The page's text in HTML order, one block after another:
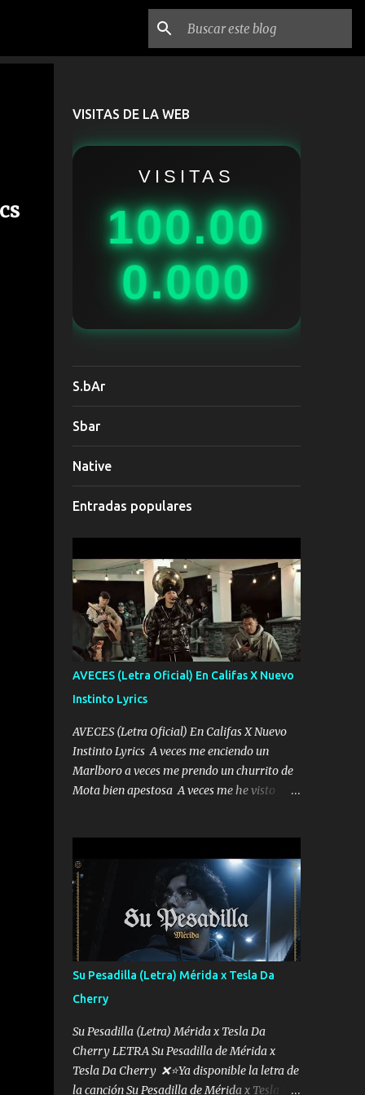
VISITAS DE LA WEB
VISITAS
100.00
0.000
S.bAr
Sbar
Native
Entradas populares
AVECES (Letra Oficial) En Califas X Nuevo
Instinto Lyrics
AVECES (Letra Oficial) En Califas X Nuevo
Instinto Lyrics A veces me enciendo un
Marlboro a veces me prendo un churrito de
Mota bien apestosa A veces me he visto
me mandó yo tengo el control a todos yo les
paro el dedo soy hocicon un malcriado un
malandrón Que Les importa no saben nada
falsas las risas las que me miran hay gente
corriente no quieren verte subir de level
trucha mis plebes Música A veces me pongo
un sombrero a veces me ven la cachucha de
lado con la mirada siempre en alto A veces
me fajó una super o a veces me fajó una
Glock siempre armado todas las
generaciones yo traigo El chiste es que hago
lo que quiero pues así soy me mandó yo
Su Pesadilla (Letra) Mérida x Tesla Da
Cherry
Su Pesadilla (Letra) Mérida x Tesla Da
Cherry LETRA Su Pesadilla de Mérida x
Tesla Da Cherry ❌⭐Ya disponible la letra de
la canción Su Pesadilla de Mérida x Tesla Da